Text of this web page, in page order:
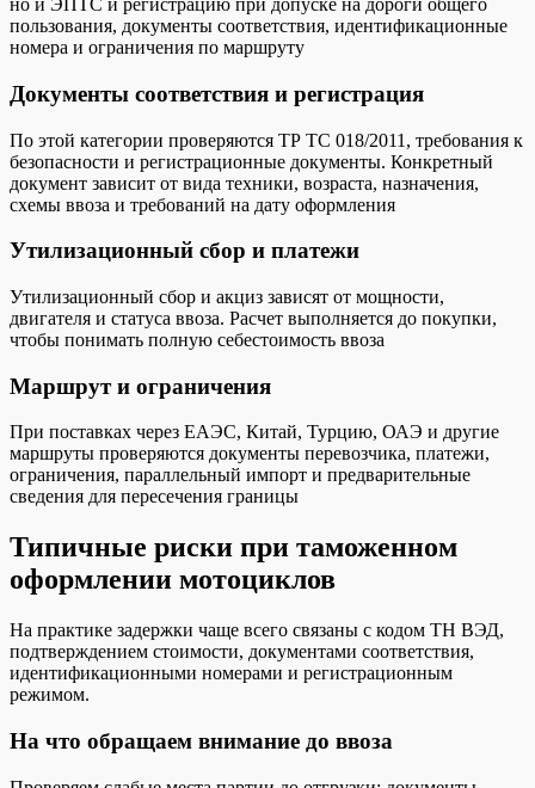
но и ЭПТС и регистрацию при допуске на дороги общего
пользования, документы соответствия, идентификационные
номера и ограничения по маршруту
Документы соответствия и регистрация
По этой категории проверяются ТР ТС 018/2011, требования к
безопасности и регистрационные документы. Конкретный
документ зависит от вида техники, возраста, назначения,
схемы ввоза и требований на дату оформления
Утилизационный сбор и платежи
Утилизационный сбор и акциз зависят от мощности,
двигателя и статуса ввоза. Расчет выполняется до покупки,
чтобы понимать полную себестоимость ввоза
Маршрут и ограничения
При поставках через ЕАЭС, Китай, Турцию, ОАЭ и другие
маршруты проверяются документы перевозчика, платежи,
ограничения, параллельный импорт и предварительные
сведения для пересечения границы
Типичные риски при таможенном
оформлении мотоциклов
На практике задержки чаще всего связаны с кодом ТН ВЭД,
подтверждением стоимости, документами соответствия,
идентификационными номерами и регистрационным
режимом.
На что обращаем внимание до ввоза